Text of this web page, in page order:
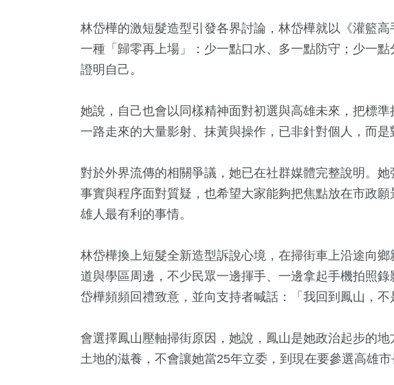
林岱樺的激短髮造型引發各界討論，林岱樺就以《灌籃
一種「歸零再上場」：少一點口水、多一點防守；少一
證明自己。
她說，自己也會以同樣精神面對初選與高雄未來，把標
一路走來的大量影射、抹黃與操作，已非針對個人，而是
對於外界流傳的相關爭議，她已在社群媒體完整說明。
事實與程序面對質疑，也希望大家能夠把焦點放在市政
雄人最有利的事情。
林岱樺換上短髮全新造型訴說心境，在掃街車上沿途向
道與學區周邊，不少民眾一邊揮手、一邊拿起手機拍照
岱樺頻頻回禮致意，並向支持者喊話：「我回到鳳山，不
會選擇鳳山壓軸掃街原因，她說，鳳山是她政治起步的
土地的滋養，不會讓她當25年立委，到現在要參選高雄市
37+
宗教
399+
綜合新聞
41+
農業